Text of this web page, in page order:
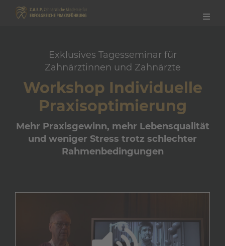
Exklusives Tagesseminar für
Zahnärztinnen und Zahnärzte
Workshop Individuelle
Praxisoptimierung
Mehr Praxisgewinn, mehr Lebensqualität
und weniger Stress trotz schlechter
Rahmenbedingungen